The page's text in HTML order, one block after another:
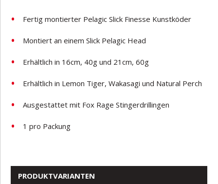
Fertig montierter Pelagic Slick Finesse Kunstköder
Montiert an einem Slick Pelagic Head
Erhältlich in 16cm, 40g und 21cm, 60g
Erhältlich in Lemon Tiger, Wakasagi und Natural Perch
Ausgestattet mit Fox Rage Stingerdrillingen
1 pro Packung
PRODUKTVARIANTEN